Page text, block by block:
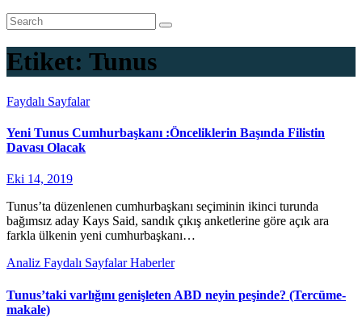
Etiket: Tunus
Faydalı Sayfalar
Yeni Tunus Cumhurbaşkanı :Önceliklerin Başında Filistin
Davası Olacak
Eki 14, 2019
Tunus’ta düzenlenen cumhurbaşkanı seçiminin ikinci turunda
bağımsız aday Kays Said, sandık çıkış anketlerine göre açık ara
farkla ülkenin yeni cumhurbaşkanı…
Analiz Faydalı SayfalarHaberler
Tunus’taki varlığını genişleten ABD neyin peşinde? (Tercüme-
makale)